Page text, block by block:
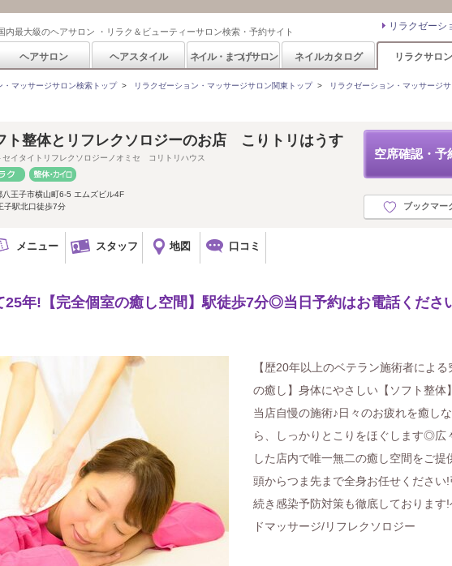
内最大級のヘアサロン ・リラク＆ビューティーサロン検索・予約サイト リラクゼーシ
ヘアサロン ヘアスタイル ネイル・まつげサロン ネイルカタログ リラクサロン
・マッサージサロン検索トップ> リラクゼーション・マッサージサロン関東トップ> リラクゼーション・マッサージ
空席確認・予
ブックマー
ト整体とリフレクソロジーのお店 こりトリはうす
セイタイトリフレクソロジーノオミセ コリトリハウス
八王子市横山町6-5 エムズビル4F
子駅北口徒歩7分
メニュー スタッフ 地図 口コミ
25年!【完全個室の癒し空間】駅徒歩7分◎当日予約はお電話くださ
【歴20年以上のベテラン施術者による
の癒し】身体にやさしい【ソフト整体
当店自慢の施術♪日々のお疲れを癒し
ら、しっかりとこりをほぐします◎広
した店内で唯一無二の癒し空間をご
頭からつま先まで全身お任せください!
続き感染予防対策も徹底しております!
ドマッサージ/リフレクソロジー